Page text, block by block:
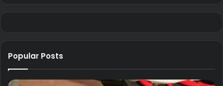
Popular Posts